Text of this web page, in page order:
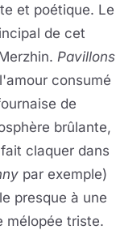
et poétique. Le
de cet
Pavillons
consumé
de
brûlante,
claquer dans
par exemple)
presque à une
mélopée triste.